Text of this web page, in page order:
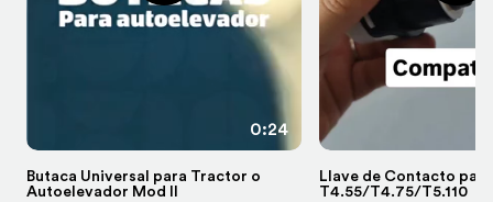
0:24
Butaca Universal para Tractor o
Autoelevador Mod II
Llave de Contacto
T4.55/T4.75/T5.110